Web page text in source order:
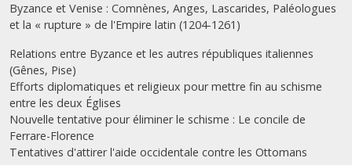
Byzance et Venise : Comnènes, Anges, Lascarides, Paléologues
et la « rupture » de l'Empire latin (1204-1261)
Relations entre Byzance et les autres républiques italiennes
(Gênes, Pise)
Efforts diplomatiques et religieux pour mettre fin au schisme
entre les deux Églises
Nouvelle tentative pour éliminer le schisme : Le concile de
Ferrare-Florence
Tentatives d'attirer l'aide occidentale contre les Ottomans